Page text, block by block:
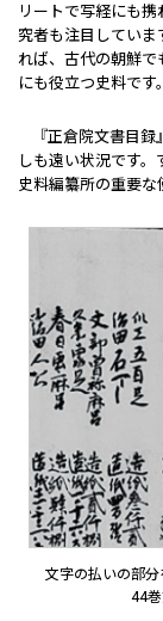
リートで写経にも
究者も注目してい
れば、古代の朝鮮で
にも役立つ史料です。
『正倉院文書目
しも遠い状況です。
史料編纂所の重要な
文字の払いの部
44